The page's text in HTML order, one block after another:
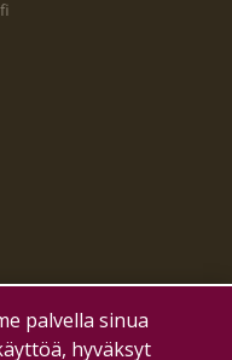
palvella sinua
hyväksyt